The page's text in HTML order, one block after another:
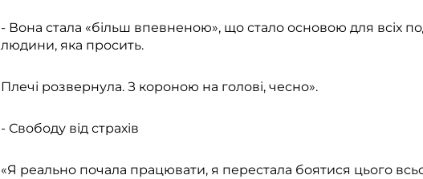
- Вона стала «більш впевненою», що стало основою для всіх
людини, яка просить.
Плечі розвернула. З короною на голові, чесно».
- Свободу від страхів
«Я реально почала працювати, я перестала боятися цього